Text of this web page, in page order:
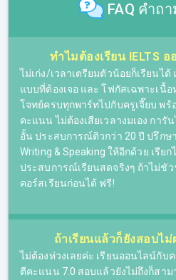
เรามีคอร์สเรียน IELTS แบบครบว
ครบ ไม่ว่าผู้เรียนจะอ่อนทักษะไห
ฐานดีอยู่แล้ว ก็สามารถเลือกคอร์ส
เองได้ โดยผู้เรียนจะได้ติวสอบ
สั่งสมประสบการณ์มากว่า 25 ปี ทั้
อังกฤษและการติว IELTS ที่ช่วยใ
คะแนนสอบได้ตามเป้า และพิชิตเป้
เรียนต่อต่างประเทศใน ม.ดังติดอั
ประเทศ ม.ดัง คณะต่างๆ หรือแม้ก
การขอวีซ่าทำงานต่างประเทศ ฯลฯ
FAQ คำถ
ทำไมต้องเรียน IELTS
ไม่เก่ง/เวลาเตรียมตัวน้อยก็เรียนไ
แบบที่ต้องเจอ และ โฟกัสเฉพาะเนื้
โจทย์ครบทุกพาร์ทไปกับครูเจี๊ยบ พร้
คะแนน ไม่ต้องเสียเวลางมเอง การั
อั้น ประสบการณ์ติวกว่า 20 ปี ปรึกษ
Writing & Speaking ให้อีกด้วย เรีย
ประสบการณ์เรียนสดจริงๆ ถ้าไม่ชัว
คอร์สเรียนก่อนได้ ฟรี!
ถ้าเรียนแล้วก็ยังสอบไม่
ไม่ต้องห่วงเลยค่ะ เรียนออนไลน์กับ
ตีคะแนน 7.0 สอบแล้วยังไม่ถึงก็สา